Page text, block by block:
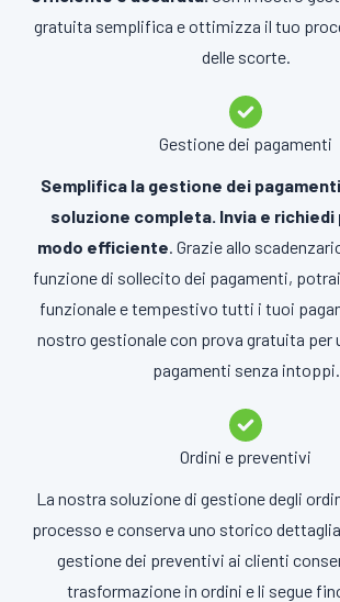
gratuita semplifica e ottimizza il tuo
delle scorte.
Gestione dei pagamenti
Semplifica la gestione dei
soluzione completa. Invia e richiedi
modo efficiente. Grazie allo
funzione di sollecito dei pagamenti,
funzionale e tempestivo tutti i tuoi
nostro gestionale con prova gratuita per
pagamenti senza intoppi.
Ordini e preventivi
La nostra soluzione di gestione degli
processo e conserva uno storico
gestione dei preventivi ai clienti
trasformazione in ordini e li segue